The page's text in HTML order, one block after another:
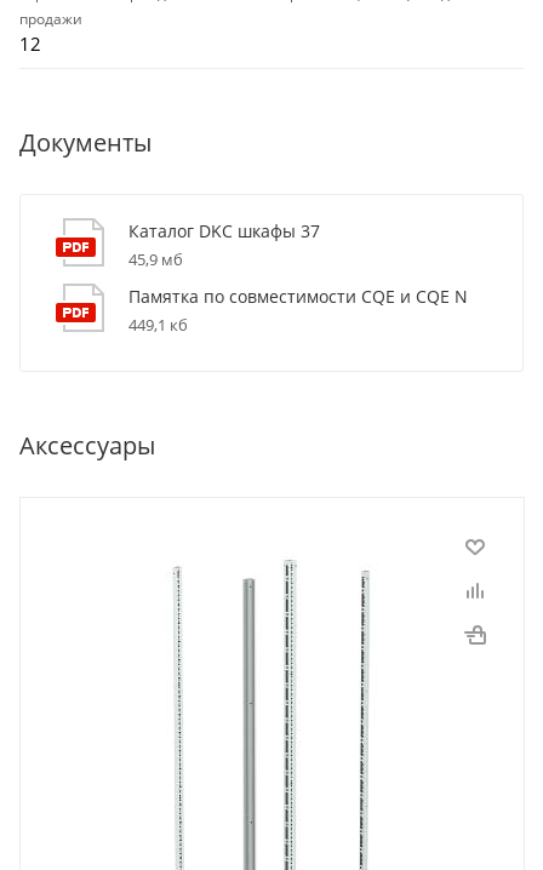
продажи
12
Документы
Каталог DKC шкафы 37
45,9 мб
Памятка по совместимости CQE и CQE N
449,1 кб
Аксессуары